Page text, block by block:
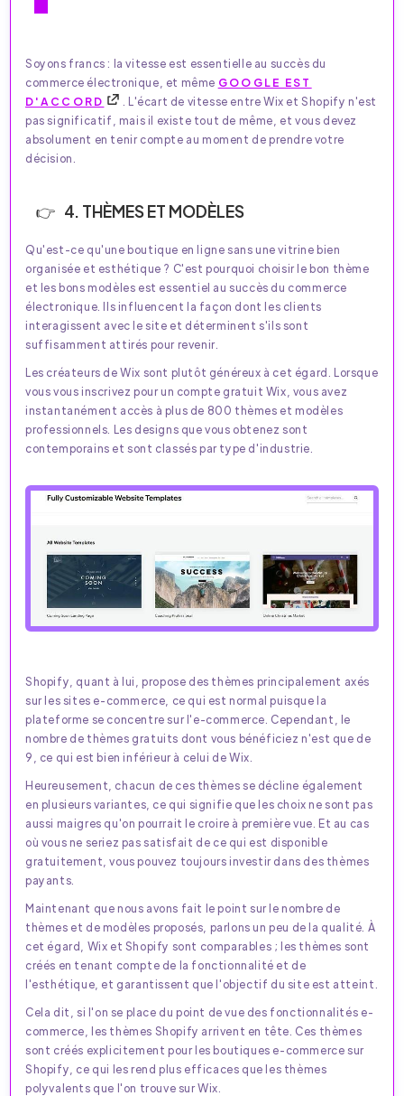
Soyons francs : la vitesse est essentielle au succès du
commerce électronique, et même GOOGLE EST
D'ACCORD
. L'écart de vitesse entre Wix et Shopify n'est
pas significatif, mais il existe tout de même, et vous devez
absolument en tenir compte au moment de prendre votre
décision.
4. THÈMES ET MODÈLES
Qu'est-ce qu'une boutique en ligne sans une vitrine bien
organisée et esthétique ? C'est pourquoi choisir le bon thème
et les bons modèles est essentiel au succès du commerce
électronique. Ils influencent la façon dont les clients
interagissent avec le site et déterminent s'ils sont
suffisamment attirés pour revenir.
Les créateurs de Wix sont plutôt généreux à cet égard. Lorsque
vous vous inscrivez pour un compte gratuit Wix, vous avez
instantanément accès à plus de 800 thèmes et modèles
professionnels. Les designs que vous obtenez sont
contemporains et sont classés par type d'industrie.
Shopify, quant à lui, propose des thèmes principalement axés
sur les sites e-commerce, ce qui est normal puisque la
plateforme se concentre sur l'e-commerce. Cependant, le
nombre de thèmes gratuits dont vous bénéficiez n'est que de
9, ce qui est bien inférieur à celui de Wix.
Heureusement, chacun de ces thèmes se décline également
en plusieurs variantes, ce qui signifie que les choix ne sont pas
aussi maigres qu'on pourrait le croire à première vue. Et au cas
où vous ne seriez pas satisfait de ce qui est disponible
gratuitement, vous pouvez toujours investir dans des thèmes
payants.
Maintenant que nous avons fait le point sur le nombre de
thèmes et de modèles proposés, parlons un peu de la qualité. À
cet égard, Wix et Shopify sont comparables ; les thèmes sont
créés en tenant compte de la fonctionnalité et de
l'esthétique, et garantissent que l'objectif du site est atteint.
Cela dit, si l'on se place du point de vue des fonctionnalités e-
commerce, les thèmes Shopify arrivent en tête. Ces thèmes
sont créés explicitement pour les boutiques e-commerce sur
Shopify, ce qui les rend plus efficaces que les thèmes
polyvalents que l'on trouve sur Wix.